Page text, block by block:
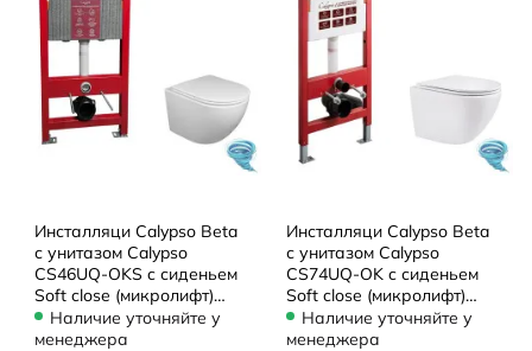
Инсталляци Calypso Beta
с унитазом Calypso
CS46UQ-OKS c сиденьем
Soft close (микролифт)
B46UQ-OKS-SET
Наличие уточняйте у
менеджера
Инсталляци Calypso Beta
с унитазом Calypso
CS74UQ-OK c сиденьем
Soft close (микролифт)
B74UQ-OK-SET
Наличие уточняйте у
менеджера